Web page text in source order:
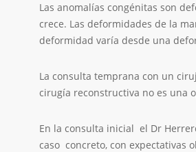
Las anomalías congénitas son
crece. Las deformidades de la
deformidad varía desde una
La consulta temprana con un
cirugía reconstructiva no es una
En la consulta inicial el Dr
caso concreto, con expectativas